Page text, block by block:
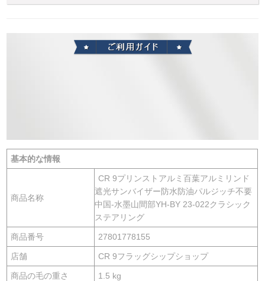
基本的な情報
商品名称
CR 9プリンストアルミ百葉アルミリンド
遮光サンバイザー防水防油パルジッチ不要
中国-水墨山間部YH-BY 23-022クラシック
ステアリング
商品番号 27801778155
店舗 CR 9フラッグシップショップ
商品の毛の重さ 1.5 kg